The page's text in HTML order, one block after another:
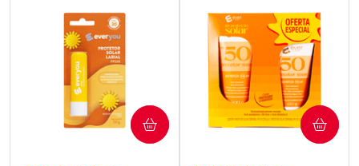
COMPRAR COMPRAR